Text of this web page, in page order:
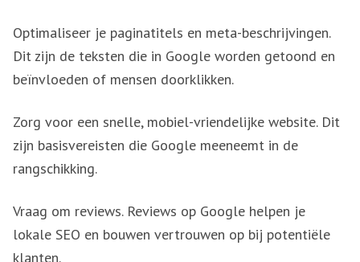
Optimaliseer je paginatitels en meta-beschrijvingen.
Dit zijn de teksten die in Google worden getoond en
beïnvloeden of mensen doorklikken.
Zorg voor een snelle, mobiel-vriendelijke website. Dit
zijn basisvereisten die Google meeneemt in de
rangschikking.
Vraag om reviews. Reviews op Google helpen je
lokale SEO en bouwen vertrouwen op bij potentiële
klanten.